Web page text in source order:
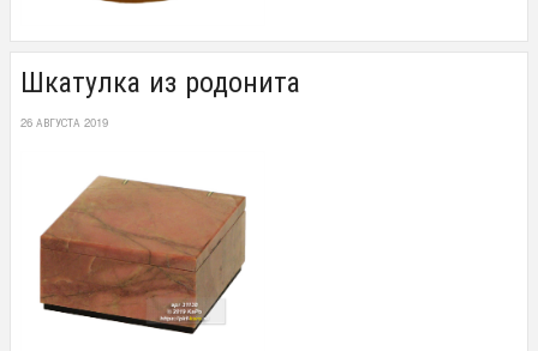
Шкатулка из родонита
26 АВГУСТА 2019